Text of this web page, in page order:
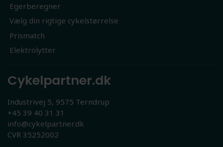
Egerberegner
Vælg din rigtige cykelstørrelse
Prismatch
Elektrolytter
Cykelpartner.dk
Industrivej 5, 9575 Terndrup
+45 39 40 31 31
info@cykelpartner.dk
CVR 35252002